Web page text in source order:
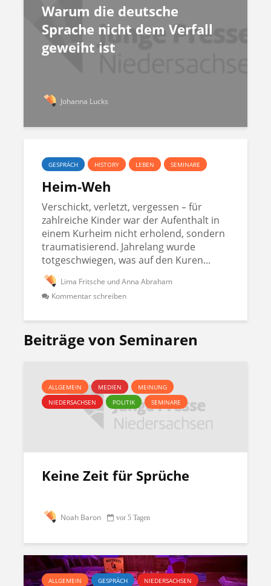
Warum die deutsche
Sprache nicht dem Verfall
geweiht ist
Johanna Lucks
GESPRÄCH HISTORY LEBEN SEMINARE
Heim-Weh
Verschickt, verletzt, vergessen – für
zahlreiche Kinder war der Aufenthalt in
einem Kurheim nicht erholend, sondern
traumatisierend. Jahrelang wurde
totgeschwiegen, was auf den Kuren...
Lima Fritsche und Anna Abraham
Kommentar schreiben
Beiträge von Seminaren
ALLGEMEIN MEDIEN
MEINUNG
NIEDERSACHSEN
POLITIK SEMINARE
Keine Zeit für Sprüche
Noah Baron vor 5 Tagen
ALLGEMEIN GESPRÄCH
NIEDERSACHSEN